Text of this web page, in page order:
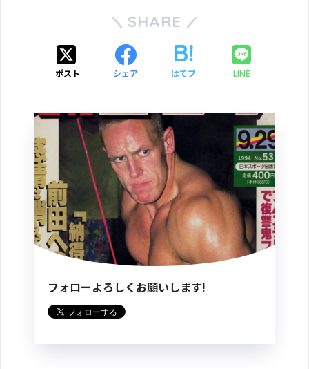
SHARE
ポスト シェア はてブ LINE
フォローよろしくお願いします!